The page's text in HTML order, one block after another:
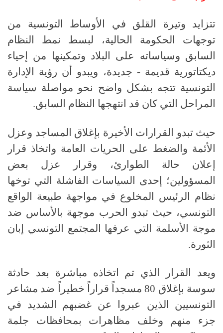
تتزايد وتيرة القلق في الأوساط التونسية من
توجهات الحكومة الحالية، لبسط نمط النظام
السابق وسياساته على البلاد وتمكينها من إحياء
ديكتاتورية قديمة - جديدة، ويبدو أن رؤية الإدارة
التونسية تتجه بشكل واضح نحو مواصلة سياسة
المراحل التي كان قد انتهجها النظام السابق.
حيث تبدو القرارات الأخيرة بإغلاق المساجد وعزل
الأئمة والضغط على الحريات العامة واتخاذ قرار
إعلان حالة الطوارئ، وقرار عزل بعض
المسؤولين؛ إحدى السياسات الفاشلة التي توخها
نظام الرئيس المخلوع في مواجهة طبيعة الواقع
التونسي، حيث تبدو الحرب موجهة بالأساس ضد
موجة الأسلمة التي عرفها المجتمع التونسي إبان
الثورة.
ويعد القرار الذي تم اتخاذه مباشرة بعد حادثة
سوسة بإغلاق
مسجداً قراراً خطيراً ضد مشاعر
التونسيين الذين عبروا عن غضبهم الشديد في
جزء منهم وخلف مظاهرات بمحافظات جلمة